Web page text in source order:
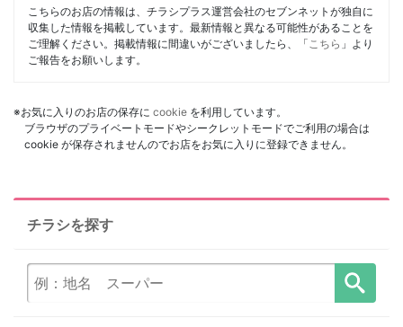
こちらのお店の情報は、チラシプラス運営会社のセブンネットが独自に
収集した情報を掲載しています。最新情報と異なる可能性があることを
ご理解ください。掲載情報に間違いがございましたら、「 こちら 」より
ご報告をお願いします。
※お気に入りのお店の保存に cookie を利用しています。
ブラウザのプライベートモードやシークレットモードでご利用の場合は
cookie が保存されませんのでお店をお気に入りに登録できません。
チラシを探す